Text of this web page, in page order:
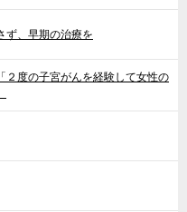
ず、早期の治療を
２度の子宮がんを経験して女性の